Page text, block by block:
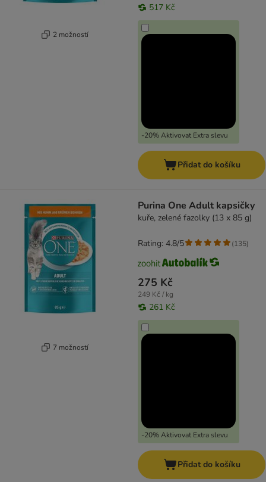
2 možností
517 Kč
-20% Aktivovat Extra slevu
Přidat do košíku
7 možností
Purina One Adult kapsičky
kuře, zelené fazolky (13 x 85 g)
275 Kč
249 Kč / kg
261 Kč
-20% Aktivovat Extra slevu
Rating: 4.8/5 (135)
Přidat do košíku